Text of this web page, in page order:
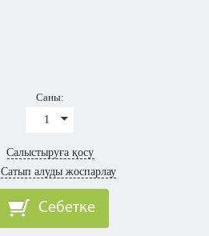
Саны:
1
Салыстыруға қосу
Сатып алуды жоспарлау
Себетке